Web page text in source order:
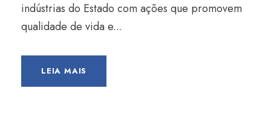
indústrias do Estado com ações que promovem
qualidade de vida e...
LEIA MAIS